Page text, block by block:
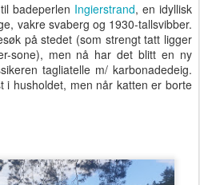
badeperlen Ingierstrand, en idyllisk
vakre svaberg og 1930-tallsvibber.
på stedet (som strengt tatt ligger
sone), men nå har det blitt en ny
tagliatelle m/ karbonadedeig.
i husholdet, men når katten er borte